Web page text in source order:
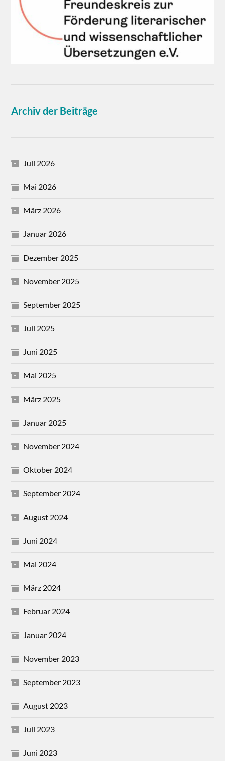
Archiv der Beiträge
Juli 2026
Mai 2026
März 2026
Januar 2026
Dezember 2025
November 2025
September 2025
Juli 2025
Juni 2025
Mai 2025
März 2025
Januar 2025
November 2024
Oktober 2024
September 2024
August 2024
Juni 2024
Mai 2024
März 2024
Februar 2024
Januar 2024
November 2023
September 2023
August 2023
Juli 2023
Juni 2023